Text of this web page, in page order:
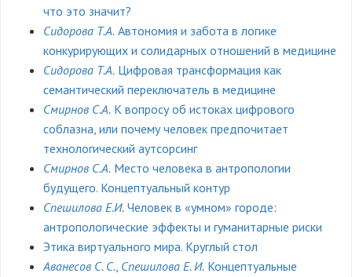
что это значит?
Сидорова Т.А. Автономия и забота в логике
конкурирующих и солидарных отношений в медицине
Сидорова Т.А. Цифровая трансформация как
семантический переключатель в медицине
Смирнов С.А. К вопросу об истоках цифрового
соблазна, или почему человек предпочитает
технологический аутсорсинг
Смирнов С.А. Место человека в антропологии
будущего. Концептуальный контур
Спешилова Е.И. Человек в «умном» городе:
антропологические эффекты и гуманитарные риски
Этика виртуального мира. Круглый стол
Аванесов С. С., Спешилова Е. И. Концептуальные